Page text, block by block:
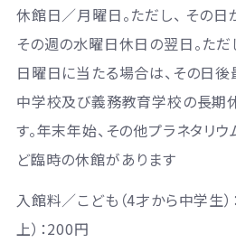
休館日／月曜日。ただし、 その日
その週の水曜日休日の翌日。た
日曜日に当たる場合は、その日
中学校及び義務教育学校の長期
す。年末年始、その他プラネタリ
ど臨時の休館があります
入館料／こども（4才から中学生
上）：200円